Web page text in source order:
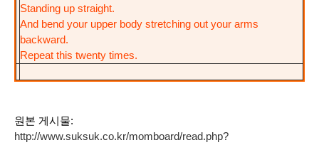
Standing up straight.
And bend your upper body stretching out your arms
backward.
Repeat this twenty times.
원본 게시물:
http://www.suksuk.co.kr/momboard/read.php?